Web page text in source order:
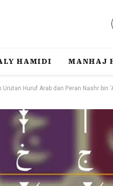
HAMIDI MANHAJ
Urutan Huruf Arab dan Peran Nashr bin